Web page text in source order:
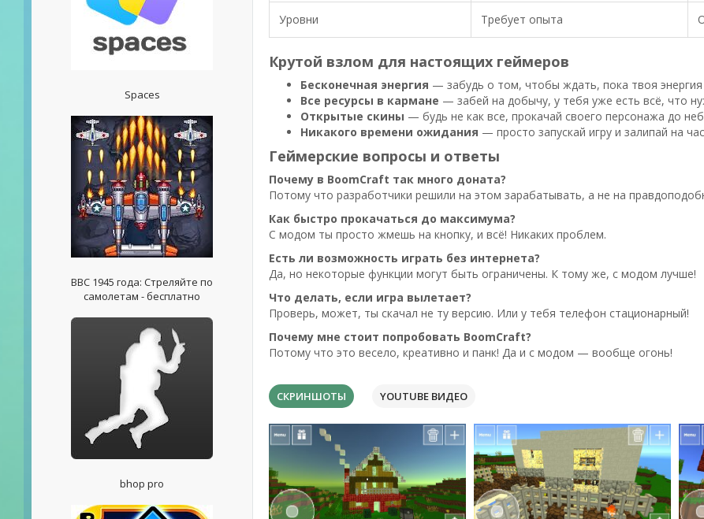
Spaces
ВВС 1945 года: Стреляйте по
самолетам - бесплатно
bhop pro
Уровни Требует опыта
Крутой взлом для настоящих геймеров
Бесконечная энергия — забудь о том, чтобы ждать, пока твоя энергия
Все ресурсы в кармане — забей на добычу, у тебя уже есть всё, что
Открытые скины — будь не как все, прокачай своего персонажа до
Никакого времени ожидания — просто запускай игру и залипай на
Геймерские вопросы и ответы
Почему в BoomCraft так много доната?
Потому что разработчики решили на этом зарабатывать, а не на
Как быстро прокачаться до максимума?
С модом ты просто жмешь на кнопку, и всё! Никаких проблем.
Есть ли возможность играть без интернета?
Да, но некоторые функции могут быть ограничены. К тому же, с модом лучше!
Что делать, если игра вылетает?
Проверь, может, ты скачал не ту версию. Или у тебя телефон стационарный!
Почему мне стоит попробовать BoomCraft?
Потому что это весело, креативно и панк! Да и с модом — вообще огонь!
СКРИНШОТЫ YOUTUBE ВИДЕО